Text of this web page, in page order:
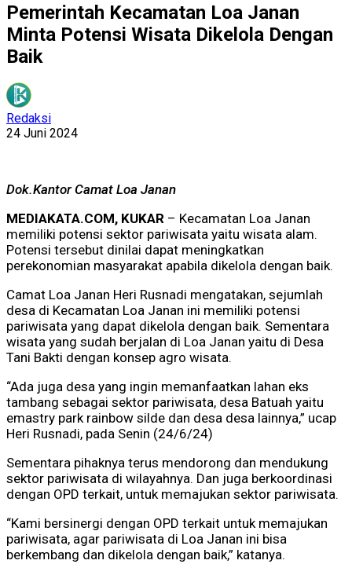
Pemerintah Kecamatan Loa Janan
Minta Potensi Wisata Dikelola Dengan
Baik
Redaksi
24 Juni 2024
Dok.Kantor Camat Loa Janan
MEDIAKATA.COM, KUKAR – Kecamatan Loa Janan
memiliki potensi sektor pariwisata yaitu wisata alam.
Potensi tersebut dinilai dapat meningkatkan
perekonomian masyarakat apabila dikelola dengan baik.
Camat Loa Janan Heri Rusnadi mengatakan, sejumlah
desa di Kecamatan Loa Janan ini memiliki potensi
pariwisata yang dapat dikelola dengan baik. Sementara
wisata yang sudah berjalan di Loa Janan yaitu di Desa
Tani Bakti dengan konsep agro wisata.
“Ada juga desa yang ingin memanfaatkan lahan eks
tambang sebagai sektor pariwisata, desa Batuah yaitu
emastry park rainbow silde dan desa desa lainnya,” ucap
Heri Rusnadi, pada Senin (24/6/24)
Sementara pihaknya terus mendorong dan mendukung
sektor pariwisata di wilayahnya. Dan juga berkoordinasi
dengan OPD terkait, untuk memajukan sektor pariwisata.
“Kami bersinergi dengan OPD terkait untuk memajukan
pariwisata, agar pariwisata di Loa Janan ini bisa
berkembang dan dikelola dengan baik,” katanya.